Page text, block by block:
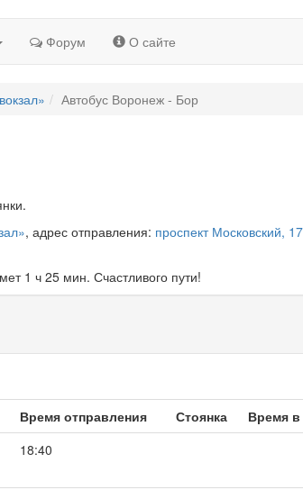
Форум О сайте
Автобус Воронеж - Бор
, адрес отправления: проспект Московский,
1 ч 25 мин. Счастливого пути!
Время отправления Стоянка Время в
18:40